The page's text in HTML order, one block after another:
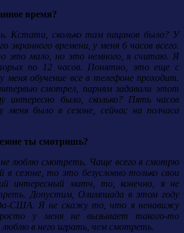
время?
Кстати, сколько там пацанов было? У
экранного времени, у меня 6 часов всего.
это мало, но это немного, я считаю. Я
по 12 часов. Понятно, это еще с
обучение все в телефоне проходит.
смотрел, парням задавали этот
интересно было, сколько? Пять часов
было в сезоне, сейчас на полчаса
ты смотришь?
люблю смотреть. Чаще всего я смотрю
в сезоне, то это безусловно только свои
интересный матч, то, конечно, я не
Допустим, Олимпиада в этом году
США. Я не скажу то, что я ненавижу
у меня не вызывает такого-то
люблю в него играть, чем смотреть.